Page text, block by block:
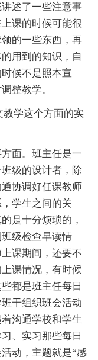
述了一些注意事
课的时候可能很
的一些东西，再
用到的知识，自
候不是照本宣
整教学。
学这个方面的实
面。班主任是一
级的设计者，除
协调好任课教师
学生之间的关
是十分烦琐的，
级检查早读情
课期间，还要不
课情况，有时候
都是班主任每日
干组织班会活动
沟通学校和学生
、实习那些每日
动，主题就是“感